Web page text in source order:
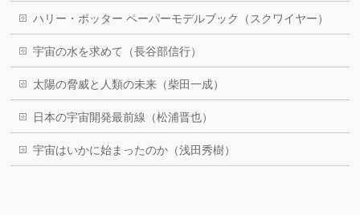
ハリー・ポッター ペーパーモデルブック（スクワイヤー）
宇宙の水を求めて（長谷部信行）
太陽の脅威と人類の未来（柴田一成）
日本の宇宙開発最前線（松浦晋也）
宇宙はいかに始まったのか（浅田秀樹）